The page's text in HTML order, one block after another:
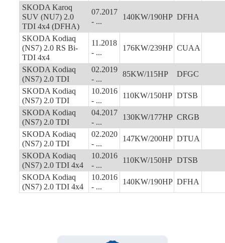
SKODA Karoq
SUV (NU7) 2.0
TDI 4x4 (DFHA)
07.2017
- ...
140KW/190HP DFHA
SKODA Kodiaq
(NS7) 2.0 RS Bi-
TDI 4x4
11.2018
- ...
176KW/239HP CUAA
SKODA Kodiaq
(NS7) 2.0 TDI
02.2019
- ...
85KW/115HP
DFGC
SKODA Kodiaq
(NS7) 2.0 TDI
10.2016
- ...
110KW/150HP DTSB
SKODA Kodiaq
(NS7) 2.0 TDI
04.2017
- ...
130KW/177HP CRGB
SKODA Kodiaq
(NS7) 2.0 TDI
02.2020
- ...
147KW/200HP DTUA
SKODA Kodiaq
(NS7) 2.0 TDI 4x4
10.2016
- ...
110KW/150HP DTSB
SKODA Kodiaq
(NS7) 2.0 TDI 4x4
10.2016
- ...
140KW/190HP DFHA